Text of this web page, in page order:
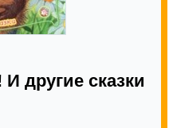
другие сказки